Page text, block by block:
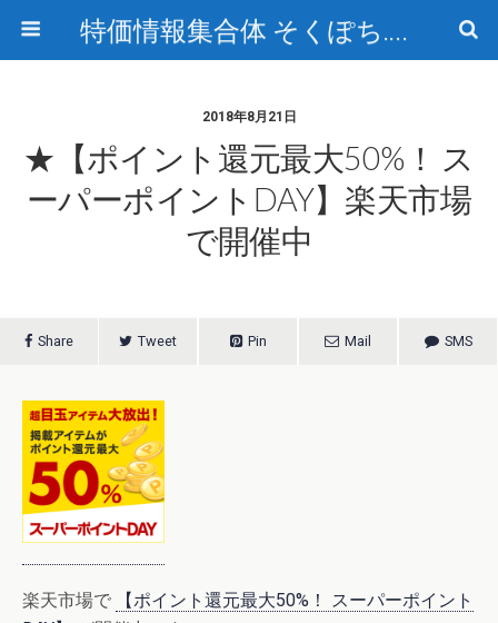
特価情報集合体 そくぽち.com
2018年8月21日
★【ポイント還元最大50%！ ス
ーパーポイントDAY】楽天市場
で開催中
Share Tweet Pin Mail SMS
楽天市場で
【ポイント還元最大50%！ スーパーポイント